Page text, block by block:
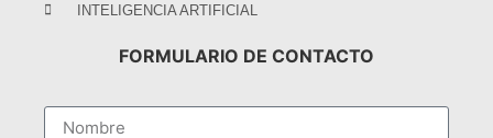
INTELIGENCIA ARTIFICIAL
FORMULARIO DE CONTACTO